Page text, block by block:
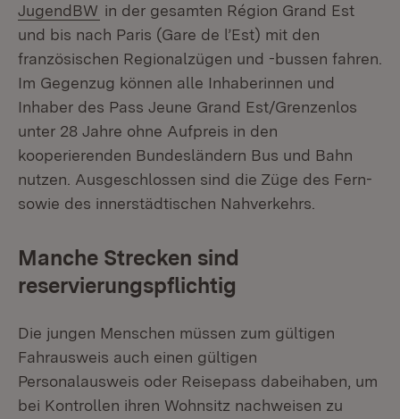
JugendBW in der gesamten Région Grand Est
und bis nach Paris (Gare de l’Est) mit den
französischen Regionalzügen und -bussen fahren.
Im Gegenzug können alle Inhaberinnen und
Inhaber des Pass Jeune Grand Est/Grenzenlos
unter 28 Jahre ohne Aufpreis in den
kooperierenden Bundesländern Bus und Bahn
nutzen. Ausgeschlossen sind die Züge des Fern-
sowie des innerstädtischen Nahverkehrs.
Manche Strecken sind
reservierungspflichtig
Die jungen Menschen müssen zum gültigen
Fahrausweis auch einen gültigen
Personalausweis oder Reisepass dabeihaben, um
bei Kontrollen ihren Wohnsitz nachweisen zu